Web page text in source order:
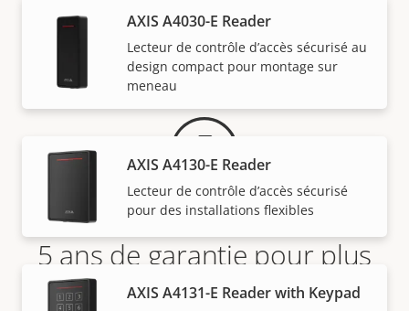
AXIS A4030-E Reader
Lecteur de contrôle d’accès sécurisé au
design compact pour montage sur
meneau
AXIS A4130-E Reader
Lecteur de contrôle d’accès sécurisé
pour des installations flexibles
AXIS A4131-E Reader with Keypad
Garantie
5 ans de garantie pour plus
de tranquillité d'esprit